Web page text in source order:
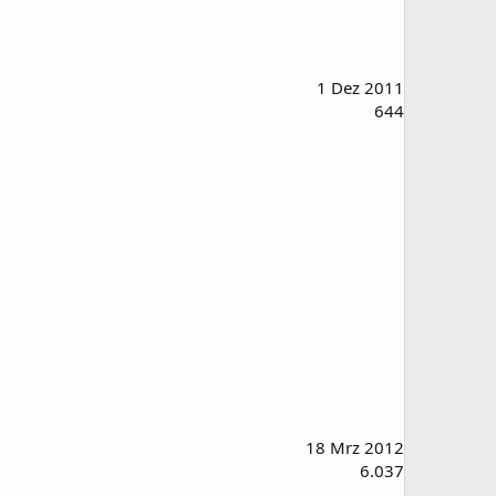
1 Dez 2011
644
18 Mrz 2012
6.037